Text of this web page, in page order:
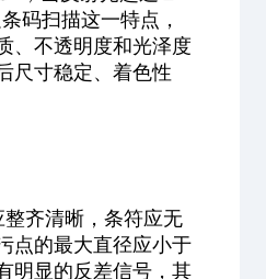
码扫描这一特点，
、不透明度和光泽度
尺寸稳定、着色性
齐清晰，条符应无
点的最大直径应小于
明显的反差信号，其